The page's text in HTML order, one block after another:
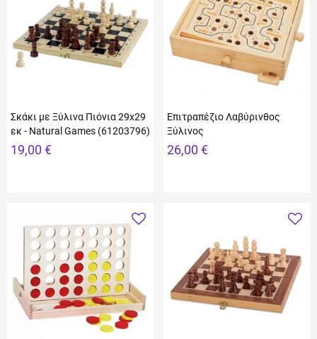
Σκάκι με Ξύλινα Πιόνια 29x29
εκ - Natural Games (61203796)
19,00 €
Επιτραπέζιο Λαβύρινθος
Ξύλινος
26,00 €